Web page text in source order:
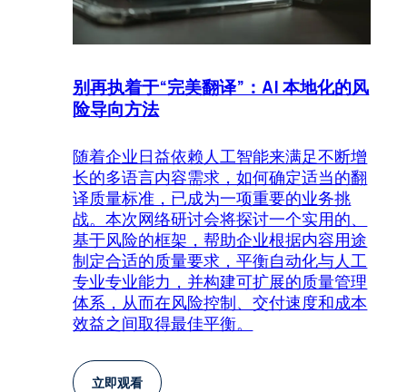
别再执着于“完美翻译”：AI 本地化的风
险导向方法
随着企业日益依赖人工智能来满足不断增
长的多语言内容需求，如何确定适当的翻
译质量标准，已成为一项重要的业务挑
战。本次网络研讨会将探讨一个实用的、
基于风险的框架，帮助企业根据内容用途
制定合适的质量要求，平衡自动化与人工
专业专业能力，并构建可扩展的质量管理
体系，从而在风险控制、交付速度和成本
效益之间取得最佳平衡。
立即观看